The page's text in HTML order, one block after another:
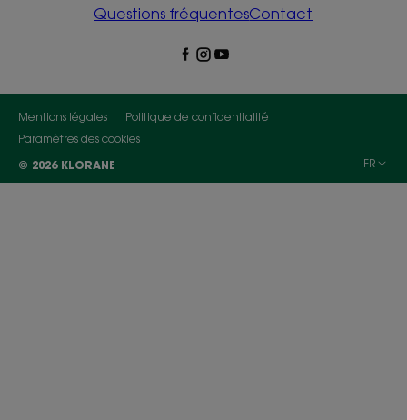
Questions fréquentesContact
Mentions légales
Politique de confidentialité
Paramètres des cookies
© 2026 KLORANE
FR